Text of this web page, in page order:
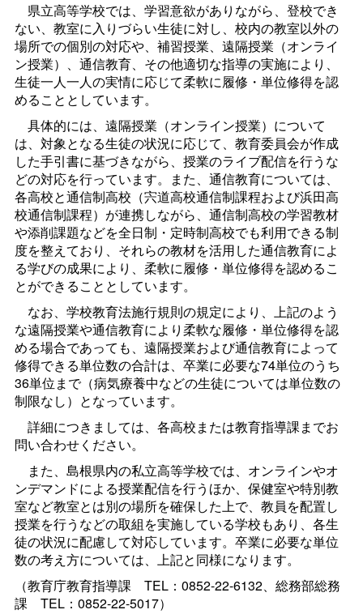
県立高等学校では、学習意欲がありながら、登校でき
ない、教室に入りづらい生徒に対し、校内の教室以外の
場所での個別の対応や、補習授業、遠隔授業（オンライ
ン授業）、通信教育、その他適切な指導の実施により、
生徒一人一人の実情に応じて柔軟に履修・単位修得を認
めることとしています。
具体的には、遠隔授業（オンライン授業）について
は、対象となる生徒の状況に応じて、教育委員会が作成
した手引書に基づきながら、授業のライブ配信を行うな
どの対応を行っています。また、通信教育については、
各高校と通信制高校（宍道高校通信制課程および浜田高
校通信制課程）が連携しながら、通信制高校の学習教材
や添削課題などを全日制・定時制高校でも利用できる制
度を整えており、それらの教材を活用した通信教育によ
る学びの成果により、柔軟に履修・単位修得を認めるこ
とができることとしています。
なお、学校教育法施行規則の規定により、上記のよう
な遠隔授業や通信教育により柔軟な履修・単位修得を認
める場合であっても、遠隔授業および通信教育によって
修得できる単位数の合計は、卒業に必要な74単位のうち
36単位まで（病気療養中などの生徒については単位数の
制限なし）となっています。
詳細につきましては、各高校または教育指導課までお
問い合わせください。
また、島根県内の私立高等学校では、オンラインやオ
ンデマンドによる授業配信を行うほか、保健室や特別教
室など教室とは別の場所を確保した上で、教員を配置し
授業を行うなどの取組を実施している学校もあり、各生
徒の状況に配慮して対応しています。卒業に必要な単位
数の考え方については、上記と同様になります。
（教育庁教育指導課 TEL：0852-22-6132、総務部総務
課 TEL：0852-22-5017）